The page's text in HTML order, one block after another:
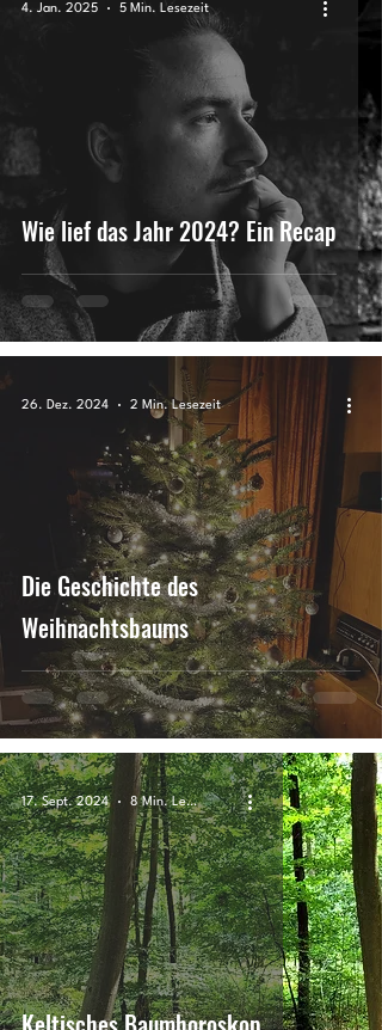
Wie lief das Jahr 2024? Ein Recap
4. Jan. 2025 5 Min. Lesezeit
Die Geschichte des
Weihnachtsbaums
26. Dez. 2024 2 Min. Lesezeit
17. Sept. 2024 8 Min. Lesezeit